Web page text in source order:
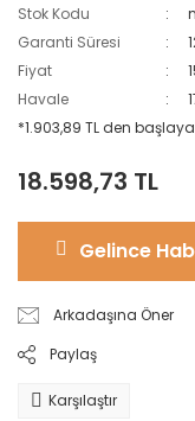
Stok Kodu
Garanti Süresi
Fiyat
Havale
*1.903,89 TL den
18.598,73 TL
Gelince
Arkadaşına Öner
Paylaş
Karşılaştır